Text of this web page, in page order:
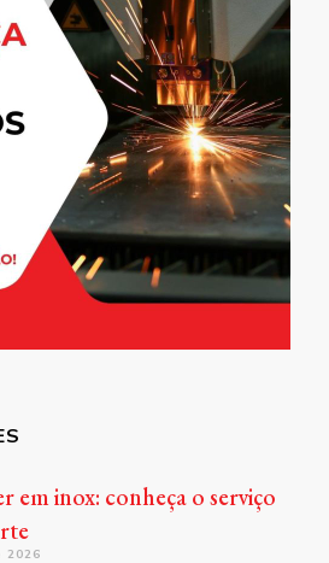
em inox: conheça o serviço
2026